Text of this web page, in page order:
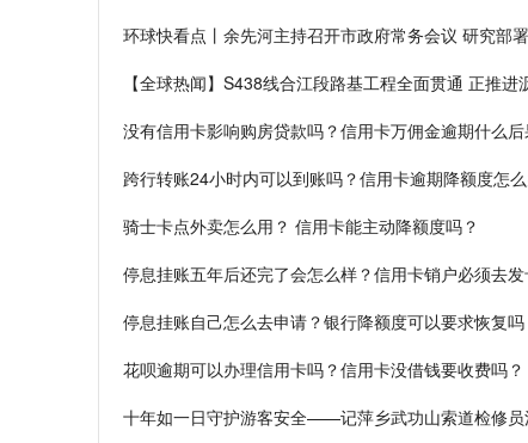
环球快看点丨余先河主持召开市政府常务会议 研究部
【全球热闻】S438线合江段路基工程全面贯通 正推进
没有信用卡影响购房贷款吗？信用卡万佣金逾期什么后
跨行转账24小时内可以到账吗？信用卡逾期降额度怎么
骑士卡点外卖怎么用？ 信用卡能主动降额度吗？
停息挂账五年后还完了会怎么样？信用卡销户必须去发
停息挂账自己怎么去申请？银行降额度可以要求恢复吗
花呗逾期可以办理信用卡吗？信用卡没借钱要收费吗？
十年如一日守护游客安全——记萍乡武功山索道检修员